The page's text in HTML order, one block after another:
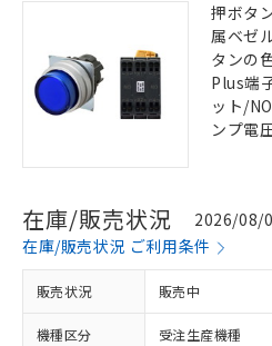
押ボタ
属ベゼ
タンの
Plus端
ット/
ンプ電
在庫/販売状況
2026/08/
在庫/販売状況 ご利用条件
販売状況 販売中
機種区分 受注生産機種